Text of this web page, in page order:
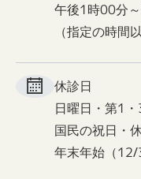
午後1時00分
（指定の時間
休診日
日曜日・第1
国民の祝日・
年末年始（12/